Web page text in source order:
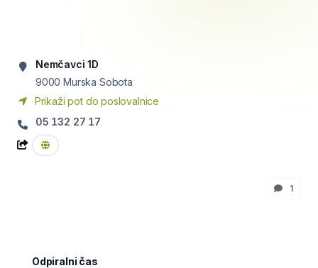
Nemčavci 1D
9000 Murska Sobota
Prikaži pot do poslovalnice
05 132 27 17
1
Odpiralni čas